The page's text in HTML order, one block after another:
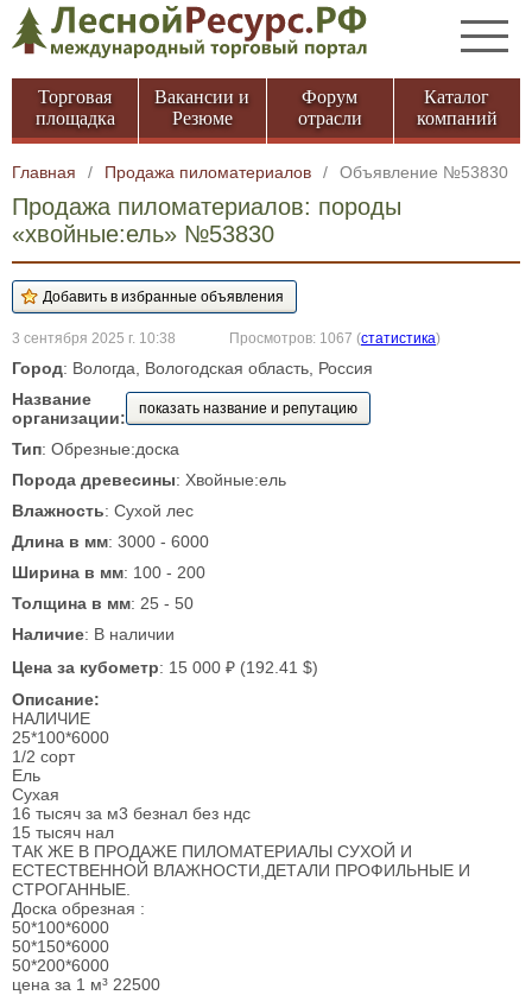
Торговая
площадка
Вакансии и
Резюме
Форум
отрасли
Каталог
компаний
Главная / Продажа пиломатериалов / Объявление №53830
Продажа пиломатериалов: породы
«хвойные:ель» №53830
3 сентября 2025 г. 10:38 Просмотров: 1067 (статистика)
Город: Вологда, Вологодская область, Россия
Название
организации:
показать название и репутацию
Тип: Обрезные:доска
Порода древесины: Хвойные:ель
Влажность: Сухой лес
Длина в мм: 3000 - 6000
Ширина в мм: 100 - 200
Толщина в мм: 25 - 50
Наличие: В наличии
Цена за кубометр: 15 000 ₽ (192.41 $)
Описание:
НАЛИЧИЕ
25*100*6000
1/2 сорт
Ель
Сухая
16 тысяч за м3 безнал без ндс
15 тысяч нал
ТАК ЖЕ В ПРОДАЖЕ ПИЛОМАТЕРИАЛЫ СУХОЙ И
ЕСТЕСТВЕННОЙ ВЛАЖНОСТИ,ДЕТАЛИ ПРОФИЛЬНЫЕ И
СТРОГАННЫЕ.
Доска обрезная :
50*100*6000
50*150*6000
50*200*6000
цена за 1 м³ 22500